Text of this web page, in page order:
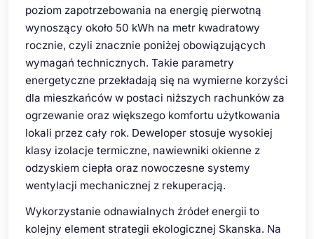
poziom zapotrzebowania na energię pierwotną
wynoszący około 50 kWh na metr kwadratowy
rocznie, czyli znacznie poniżej obowiązujących
wymagań technicznych. Takie parametry
energetyczne przekładają się na wymierne korzyści
dla mieszkańców w postaci niższych rachunków za
ogrzewanie oraz większego komfortu użytkowania
lokali przez cały rok. Deweloper stosuje wysokiej
klasy izolacje termiczne, nawiewniki okienne z
odzyskiem ciepła oraz nowoczesne systemy
wentylacji mechanicznej z rekuperacją.
Wykorzystanie odnawialnych źródeł energii to
kolejny element strategii ekologicznej Skanska. Na